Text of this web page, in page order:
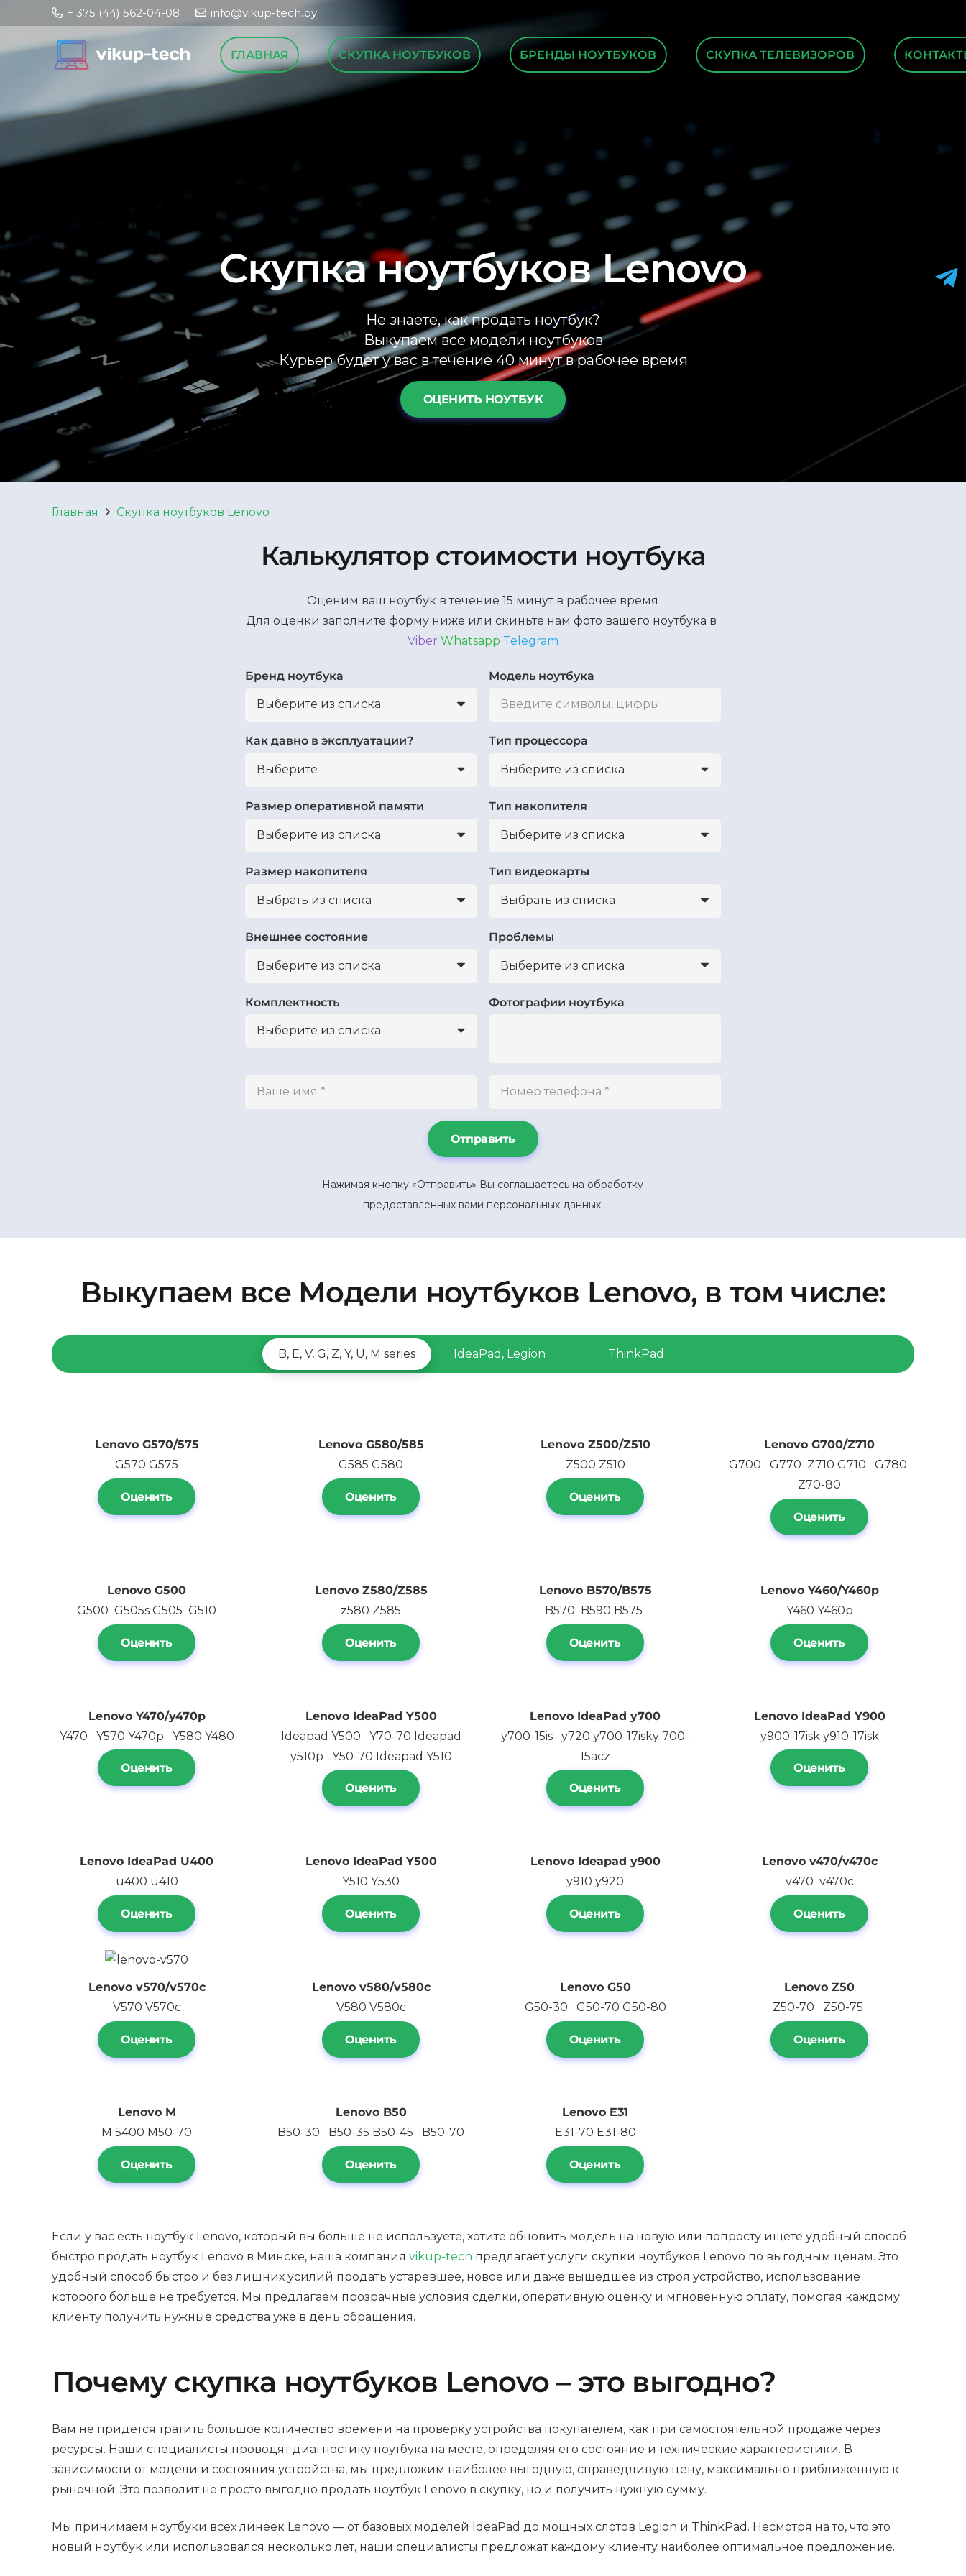
+ 375 (44) 562-04-08 info@vikup-tech.by
ГЛАВНАЯ СКУПКА НОУТБУКОВ БРЕНДЫ НОУТБУКОВ СКУПКА ТЕЛЕВИЗОРОВ
Скупка ноутбуков Lenovo
Не знаете, как продать ноутбук?
Выкупаем все модели ноутбуков
Курьер будет у вас в течение 40 минут в рабочее время
ОЦЕНИТЬ НОУТБУК
Главная Скупка ноутбуков Lenovo
Калькулятор стоимости ноутбука
Оценим ваш ноутбук в течение 15 минут в рабочее время
Для оценки заполните форму ниже или скиньте нам фото вашего ноутбука в
Viber Whatsapp Telegram
Бренд ноутбука Модель ноутбука
Как давно в эксплуатации? Тип процессора
Размер оперативной памяти Тип накопителя
Размер накопителя Тип видеокарты
Внешнее состояние Проблемы
Комплектность Фотографии ноутбука
Отправить
Нажимая кнопку «Отправить» Вы соглашаетесь на обработку
предоставленных вами персональных данных.
Выкупаем все Модели ноутбуков Lenovo, в том числе:
B, E, V, G, Z, Y, U, M series IdeaPad, Legion ThinkPad
Lenovo G570/575
G570 G575
Оценить
Lenovo G580/585
G585 G580
Оценить
Lenovo Z500/Z510
Z500 Z510
Оценить
Lenovo G700/Z710
G700 G770 Z710 G710 G780
Z70-80
Оценить
Lenovo G500
G500 G505s G505 G510
Оценить
Lenovo Z580/Z585
z580 Z585
Оценить
Lenovo B570/B575
B570 B590 B575
Оценить
Lenovo Y460/Y460p
Y460 Y460p
Оценить
Lenovo Y470/y470p
Y470 Y570 Y470p Y580 Y480
Оценить
Lenovo IdeaPad Y500
Ideapad Y500 Y70-70 Ideapad
y510p Y50-70 Ideapad Y510
Оценить
Lenovo IdeaPad y700
y700-15is y720 y700-17isky 700-
15acz
Оценить
Lenovo IdeaPad Y900
y900-17isk y910-17isk
Оценить
Lenovo IdeaPad U400
u400 u410
Оценить
Lenovo IdeaPad Y500
Y510 Y530
Оценить
Lenovo Ideapad y900
y910 y920
Оценить
Lenovo v470/v470c
v470 v470c
Оценить
Lenovo v570/v570c
V570 V570c
Оценить
Lenovo v580/v580c
V580 V580c
Оценить
Lenovo G50
G50-30 G50-70 G50-80
Оценить
Lenovo Z50
Z50-70 Z50-75
Оценить
Lenovo M
M 5400 M50-70
Оценить
Lenovo B50
B50-30 B50-35 B50-45 B50-70
Оценить
Lenovo E31
E31-70 E31-80
Оценить
Если у вас есть ноутбук Lenovo, который вы больше не используете, хотите обновить модель на новую или попросту ищете удобный способ
быстро продать ноутбук Lenovo в Минске, наша компания vikup-tech предлагает услуги скупки ноутбуков Lenovo по выгодным ценам. Это
удобный способ быстро и без лишних усилий продать устаревшее, новое или даже вышедшее из строя устройство, использование
которого больше не требуется. Мы предлагаем прозрачные условия сделки, оперативную оценку и мгновенную оплату, помогая каждому
клиенту получить нужные средства уже в день обращения.
Почему скупка ноутбуков Lenovo – это выгодно?
Вам не придется тратить большое количество времени на проверку устройства покупателем, как при самостоятельной продаже через
ресурсы. Наши специалисты проводят диагностику ноутбука на месте, определяя его состояние и технические характеристики. В
зависимости от модели и состояния устройства, мы предложим наиболее выгодную, справедливую цену, максимально приближенную к
рыночной. Это позволит не просто выгодно продать ноутбук Lenovo в скупку, но и получить нужную сумму.
Мы принимаем ноутбуки всех линеек Lenovo — от базовых моделей IdeaPad до мощных слотов Legion и ThinkPad. Несмотря на то, что это
новый ноутбук или использовался несколько лет, наши специалисты предложат каждому клиенту наиболее оптимальное предложение.